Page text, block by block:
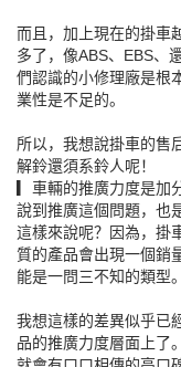
而且，加上現在的掛車
多了，像ABS、EBS、
們認識的小修理廠是根
業性是不足的。
所以，我想說掛車的售
解鈴還須系鈴人呢！
▎車輛的推廣力度是加
說到推廣這個問題，也
這樣來說呢？因為，掛
質的產品會出現一個銷
能是一問三不知的類型。
我想這樣的差異似乎已
品的推廣力度層面上了